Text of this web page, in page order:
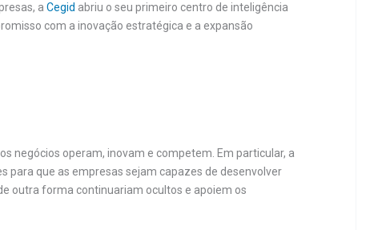
a Cegid abriu o seu primeiro centro de inteligência
com a inovação estratégica e a expansão
negócios operam, inovam e competem. Em particular, a
para que as empresas sejam capazes de desenvolver
outra forma continuariam ocultos e apoiem os